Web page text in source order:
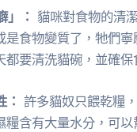
」： 貓咪對食物的清
是食物變質了，牠們
都要清洗貓碗，並確保
： 許多貓奴只餵乾糧
糧含有大量水分，可